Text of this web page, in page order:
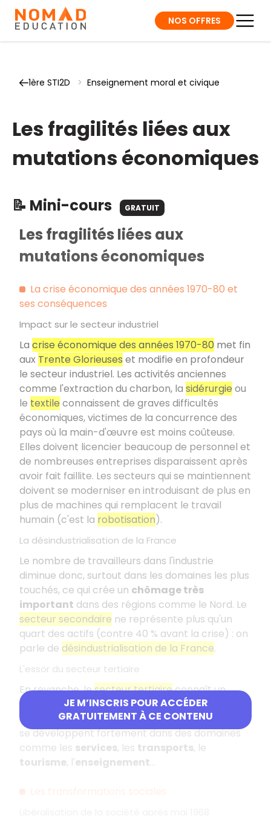
NOS OFFRES
1ère STI2D > Enseignement moral et civique
Les fragilités liées aux
mutations économiques
📝 Mini-cours GRATUIT
JE M’INSCRIS POUR ACCÉDER
GRATUITEMENT À CE CONTENU
Les fragilités liées aux
mutations économiques
La crise économique des années 1970-80 et
ses conséquences
Impact sur le secteur industriel
La crise économique des années 1970-80 met fin
aux Trente Glorieuses et modifie en profondeur
le secteur industriel. Les activités anciennes
comme l'extraction du charbon, la sidérurgie ou
le textile connaissent de graves difficultés
économiques, victimes de la concurrence des
pays où la main-d'œuvre est moins coûteuse.
Elles doivent licencier beaucoup de personnel et
de nombreuses entreprises disparaissent après
avoir fait faillite. Les secteurs qui se maintiennent
doivent se moderniser en introduisant de plus en
plus de machines qui remplacent le travail
humain (c'est la robotisation).
La désindustrialisation de la France
Le nombre de travailleurs dans l'industrie
diminue donc, surtout dans les domaines les plus
touchés, ce qui crée un chômage très
important dans des régions comme le Nord. Le
secteur secondaire ne représente plus qu'un
quart des actifs (contre 40 % avant la crise) : on
parle de désindustrialisation de la France.
L'essor du secteur tertiaire
En revanche, lesecteur tertiaireconnaît un
essor considérable ; c'est même le seul secteur
de l'économie qui crée des emplois. Les besoins
se développent fortement dans des domaines
comme les services, les transports, le
tourisme, l'enseignement…
Les transformations sociales